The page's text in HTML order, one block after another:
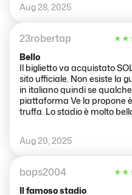
extremely knowledgeable,
read the room as we had
Polish, and Dutch in the
he managed everyone
keeping the younger and
children interested and
attention of all the adults.
worth a visit.
Aug 28, 2025
23robertap ★★
Bello
Il biglietto va acquistato
sito ufficiale. Non esiste la
in italiano quindi se qualche
piattaforma Ve la propone
truffa. Lo stadio è molto
Aug 20, 2025
baps2004 ★★
Il famoso stadio